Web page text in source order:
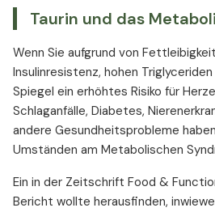
Taurin und das
Wenn Sie aufgrund von
Insulinresistenz, hohen
Spiegel ein erhöhtes Risiko für
Schlaganfälle, Diabetes,
andere Gesundheitsprobleme
Umständen am Metabolischen
Ein in der Zeitschrift Food &
Bericht wollte herausfinden,